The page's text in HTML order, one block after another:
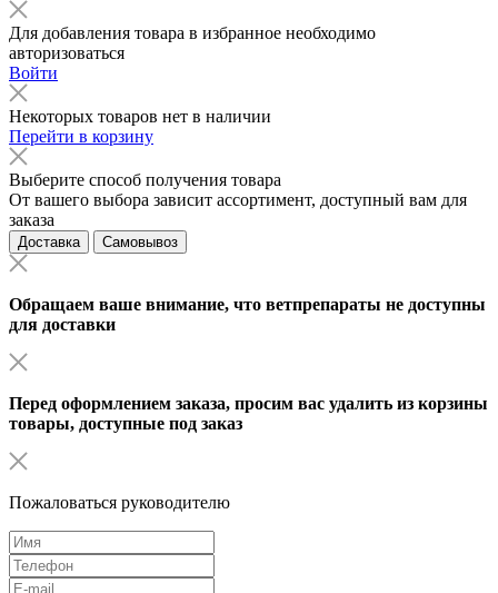
Для добавления товара в избранное необходимо
авторизоваться
Войти
Некоторых товаров нет в наличии
Перейти в корзину
Выберите способ получения товара
От вашего выбора зависит ассортимент, доступный вам для
заказа
Доставка Самовывоз
Обращаем ваше внимание, что ветпрепараты не доступны
для доставки
Перед оформлением заказа, просим вас удалить из корзины
товары, доступные под заказ
Пожаловаться руководителю